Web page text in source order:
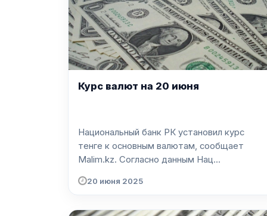
Курс валют на 20 июня
Национальный банк РК установил курс
тенге к основным валютам, сообщает
Malim.kz. Согласно данным Нац...
20 июня 2025